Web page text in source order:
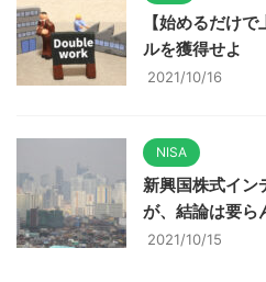
【始めるだけ
ルを獲得せよ
2021/10/16
NISA
新興国株式イン
が、結論は要ら
2021/10/15